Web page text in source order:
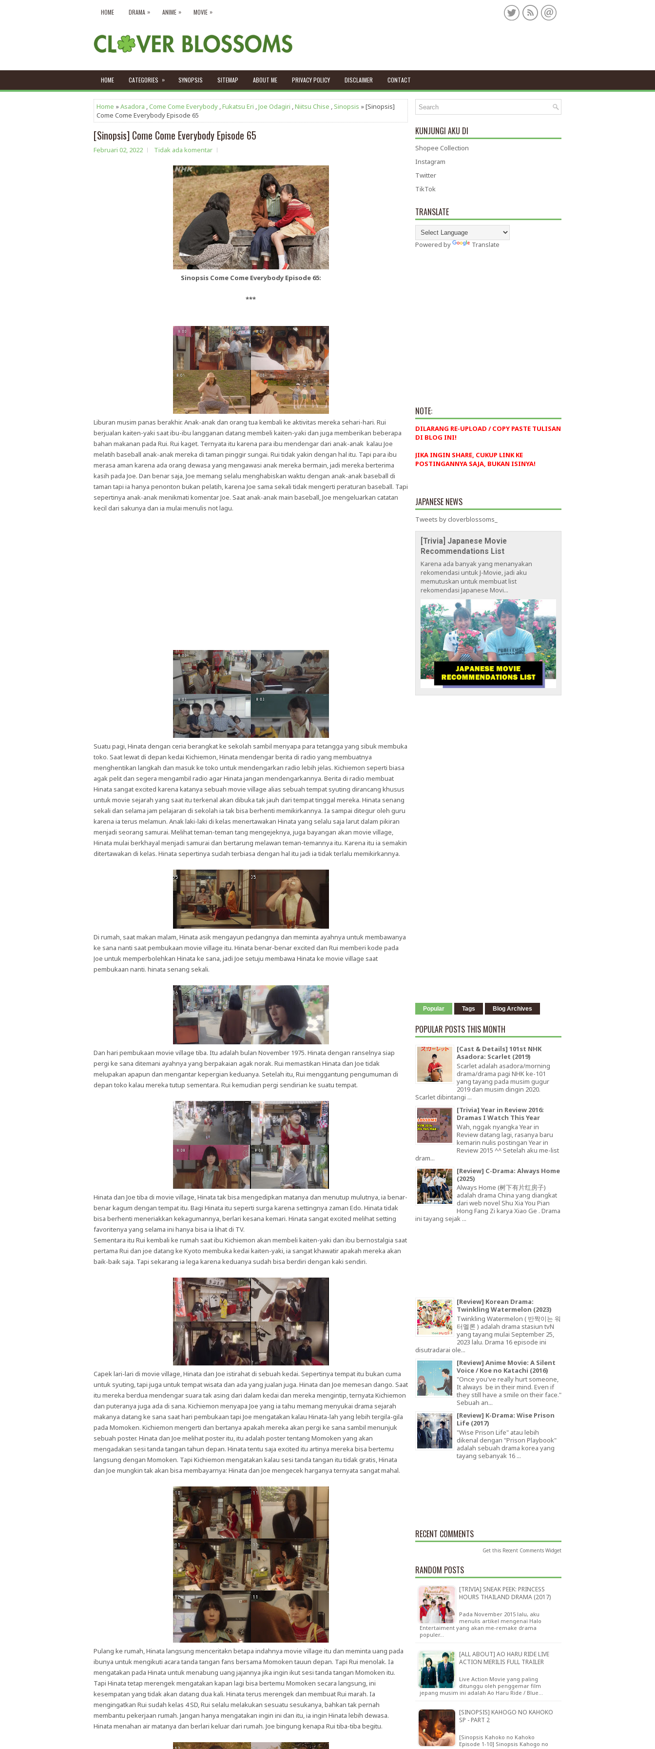
HOME DRAMA » ANIME » MOVIE »
HOME CATEGORIES » SYNOPSIS SITEMAP ABOUT ME PRIVACY POLICY DISCLAIMER CONTACT
Home »Asadora ,Come Come Everybody ,Fukatsu Eri ,Joe Odagiri ,Niitsu Chise , Sinopsis » [Sinopsis]
Come Come Everybody Episode 65
[Sinopsis] Come Come Everybody Episode 65
Februari 02, 2022 Tidak ada komentar
Sinopsis Come Come Everybody Episode 65:
***
Liburan musim panas berakhir. Anak-anak dan orang tua kembali ke aktivitas mereka sehari-hari. Rui
berjualan kaiten-yaki saat ibu-ibu langganan datang membeli kaiten-yaki dan juga memberikan beberapa
bahan makanan pada Rui. Rui kaget. Ternyata itu karena para ibu mendengar dari anak-anak kalau Joe
melatih baseball anak-anak mereka di taman pinggir sungai. Rui tidak yakin dengan hal itu. Tapi para ibu
merasa aman karena ada orang dewasa yang mengawasi anak mereka bermain, jadi mereka berterima
kasih pada Joe. Dan benar saja, Joe memang selalu menghabiskan waktu dengan anak-anak baseball di
taman tapi ia hanya penonton bukan pelatih, karena Joe sama sekali tidak mengerti peraturan baseball. Tapi
sepertinya anak-anak menikmati komentar Joe. Saat anak-anak main baseball, Joe mengeluarkan catatan
kecil dari sakunya dan ia mulai menulis not lagu.
Suatu pagi, Hinata dengan ceria berangkat ke sekolah sambil menyapa para tetangga yang sibuk membuka
toko. Saat lewat di depan kedai Kichiemon, Hinata mendengar berita di radio yang membuatnya
menghentikan langkah dan masuk ke toko untuk mendengarkan radio lebih jelas. Kichiemon seperti biasa
agak pelit dan segera mengambil radio agar Hinata jangan mendengarkannya. Berita di radio membuat
Hinata sangat excited karena katanya sebuah movie village alias sebuah tempat syuting dirancang khusus
untuk movie sejarah yang saat itu terkenal akan dibuka tak jauh dari tempat tinggal mereka. Hinata senang
sekali dan selama jam pelajaran di sekolah ia tak bisa berhenti memikirkannya. Ia sampai ditegur oleh guru
karena ia terus melamun. Anak laki-laki di kelas menertawakan Hinata yang selalu saja larut dalam pikiran
menjadi seorang samurai. Melihat teman-teman tang mengejeknya, juga bayangan akan movie village,
Hinata mulai berkhayal menjadi samurai dan bertarung melawan teman-temannya itu. Karena itu ia semakin
ditertawakan di kelas. Hinata sepertinya sudah terbiasa dengan hal itu jadi ia tidak terlalu memikirkannya.
Di rumah, saat makan malam, Hinata asik mengayun pedangnya dan meminta ayahnya untuk membawanya
ke sana nanti saat pembukaan movie village itu. Hinata benar-benar excited dan Rui memberi kode pada
Joe untuk memperbolehkan Hinata ke sana, jadi Joe setuju membawa Hinata ke movie village saat
pembukaan nanti. hinata senang sekali.
Dan hari pembukaan movie village tiba. Itu adalah bulan November 1975. Hinata dengan ranselnya siap
pergi ke sana ditemani ayahnya yang berpakaian agak norak. Rui memastikan Hinata dan Joe tidak
melupakan apapun dan mengantar kepergian keduanya. Setelah itu, Rui menggantung pengumuman di
depan toko kalau mereka tutup sementara. Rui kemudian pergi sendirian ke suatu tempat.
Hinata dan Joe tiba di movie village, Hinata tak bisa mengedipkan matanya dan menutup mulutnya, ia benar-
benar kagum dengan tempat itu. Bagi Hinata itu seperti surga karena settingnya zaman Edo. Hinata tidak
bisa berhenti meneriakkan kekagumannya, berlari kesana kemari. Hinata sangat excited melihat setting
favoritenya yang selama ini hanya bisa ia lihat di TV.
Sementara itu Rui kembali ke rumah saat ibu Kichiemon akan membeli kaiten-yaki dan ibu bernostalgia saat
pertama Rui dan joe datang ke Kyoto membuka kedai kaiten-yaki, ia sangat khawatir apakah mereka akan
baik-baik saja. Tapi sekarang ia lega karena keduanya sudah bisa berdiri dengan kaki sendiri.
Capek lari-lari di movie village, Hinata dan Joe istirahat di sebuah kedai. Sepertinya tempat itu bukan cuma
untuk syuting, tapi juga untuk tempat wisata dan ada yang jualan juga. Hinata dan Joe memesan dango. Saat
itu mereka berdua mendengar suara tak asing dari dalam kedai dan mereka mengintip, ternyata Kichiemon
dan puteranya juga ada di sana. Kichiemon menyapa Joe yang ia tahu memang menyukai drama sejarah
makanya datang ke sana saat hari pembukaan tapi Joe mengatakan kalau Hinata-lah yang lebih tergila-gila
pada Momoken. Kichiemon mengerti dan bertanya apakah mereka akan pergi ke sana sambil menunjuk
sebuah poster. Hinata dan Joe melihat poster itu, itu adalah poster tentang Momoken yang akan
mengadakan sesi tanda tangan tahun depan. Hinata tentu saja excited itu artinya mereka bisa bertemu
langsung dengan Momoken. Tapi Kichiemon mengatakan kalau sesi tanda tangan itu tidak gratis, Hinata
dan Joe mungkin tak akan bisa membayarnya: Hinata dan Joe mengecek harganya ternyata sangat mahal.
Pulang ke rumah, Hinata langsung menceritakn betapa indahnya movie village itu dan meminta uang pada
ibunya untuk mengikuti acara tanda tangan fans bersama Momoken tauun depan. Tapi Rui menolak. Ia
mengatakan pada Hinata untuk menabung uang jajannya jika ingin ikut sesi tanda tangan Momoken itu.
Tapi Hinata tetap merengek mengatakan kapan lagi bisa bertemu Momoken secara langsung, ini
kesempatan yang tidak akan datang dua kali. Hinata terus merengek dan membuat Rui marah. Ia
mengingatkan Rui sudah kelas 4 SD, Rui selalu melakukan sesuatu sesukanya, bahkan tak pernah
membantu pekerjaan rumah. Jangan hanya mengatakan ingin ini dan itu, ia ingin Hinata lebih dewasa.
Hinata menahan air matanya dan berlari keluar dari rumah. Joe bingung kenapa Rui tiba-tiba begitu.
KUNJUNGI AKU DI
Shopee Collection
Instagram
Twitter
TikTok
TRANSLATE
Powered by Translate
NOTE:
DILARANG RE-UPLOAD / COPY PASTE TULISAN
DI BLOG INI!
JIKA INGIN SHARE, CUKUP LINK KE
POSTINGANNYA SAJA, BUKAN ISINYA!
JAPANESE NEWS
Tweets by cloverblossoms_
[Trivia] Japanese Movie
Recommendations List
Karena ada banyak yang menanyakan
rekomendasi untuk J-Movie, jadi aku
memutuskan untuk membuat list
rekomendasi Japanese Movi...
Popular Tags Blog Archives
POPULAR POSTS THIS MONTH
[Cast & Details] 101st NHK
Asadora: Scarlet (2019)
Scarlet adalah asadora/morning
drama/drama pagi NHK ke-101
yang tayang pada musim gugur
2019 dan musim dingin 2020.
Scarlet dibintangi ...
[Trivia] Year in Review 2016:
Dramas I Watch This Year
Wah, nggak nyangka Year in
Review datang lagi, rasanya baru
kemarin nulis postingan Year in
Review 2015 ^^ Setelah aku me-list
dram...
[Review] C-Drama: Always Home
(2025)
Always Home (树下有片红房子)
adalah drama China yang diangkat
dari web novel Shu Xia You Pian
Hong Fang Zi karya Xiao Ge . Drama
ini tayang sejak ...
[Review] Korean Drama:
Twinkling Watermelon (2023)
Twinkling Watermelon ( 반짝이는 워
터멜론 ) adalah drama stasiun tvN
yang tayang mulai September 25,
2023 lalu. Drama 16 episode ini
disutradarai ole...
[Review] Anime Movie: A Silent
Voice / Koe no Katachi (2016)
"Once you've really hurt someone,
It always be in their mind. Even if
they still have a smile on their face."
Sebuah an...
[Review] K-Drama: Wise Prison
Life (2017)
"Wise Prison Life" atau lebih
dikenal dengan "Prison Playbook"
adalah sebuah drama korea yang
tayang sebanyak 16 ...
RECENT COMMENTS
Get this Recent Comments Widget
RANDOM POSTS
[TRIVIA] SNEAK PEEK: PRINCESS
HOURS THAILAND DRAMA (2017)
Pada November 2015 lalu, aku
menulis artikel mengenai Halo
Entertaiment yang akan me-remake drama
populer…
[ALL ABOUT] AO HARU RIDE LIVE
ACTION MERILIS FULL TRAILER
Live Action Movie yang paling
ditunggu oleh penggemar film
jepang musim ini adalah Ao Haru Ride / Blue…
[SINOPSIS] KAHOGO NO KAHOKO
SP - PART 2
[Sinopsis Kahoko no Kahoko
Episode 1-10] Sinopsis Kahogo no